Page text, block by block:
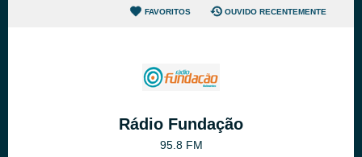
FAVORITOS OUVIDO RECENTEMENTE
Rádio Fundação
95.8 FM